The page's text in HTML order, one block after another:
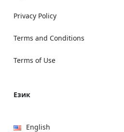
Privacy Policy
Terms and Conditions
Terms of Use
Език
English